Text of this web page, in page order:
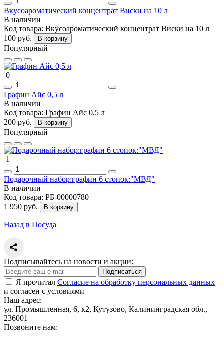
Вкусоароматический концентрат Виски на 10 л
В наличии
Код товара: Вкусоароматический концентрат Виски на 10 л
100 руб.
В корзину
Популярный
0
Графин Айс 0,5 л
В наличии
Код товара: Графин Айс 0,5 л
200 руб.
В корзину
Популярный
1
Подарочный набор:графин 6 стопок:"МВД"
В наличии
Код товара: РБ-00000780
1 950 руб.
В корзину
Назад в Посуда
Подписывайтесь на новости и акции:
Подписаться
Я прочитал Согласие на обработку персональных данных
и согласен с условиями
Наш адрес:
ул. Промышленная, 6, к2, Кутузово, Калининградская обл.,
236001
Позвоните нам: